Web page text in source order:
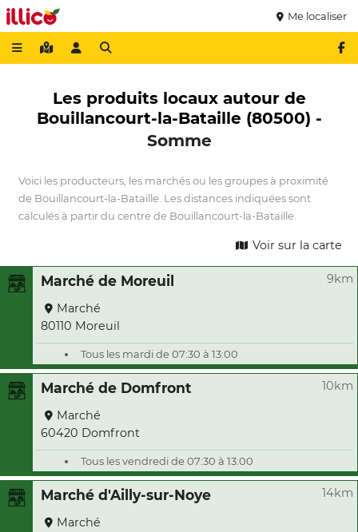
Me localiser
Les produits locaux autour de
Bouillancourt-la-Bataille (80500) -
Somme
Voici les producteurs, les marchés ou les groupes à proximité
de Bouillancourt-la-Bataille. Les distances indiquées sont
calculés à partir du centre de Bouillancourt-la-Bataille.
Voir sur la carte
Marché de Moreuil 9km
Marché
80110 Moreuil
Tous les mardi de 07:30 à 13:00
Marché de Domfront 10km
Marché
60420 Domfront
Tous les vendredi de 07:30 à 13:00
Marché d'Ailly-sur-Noye 14km
Marché